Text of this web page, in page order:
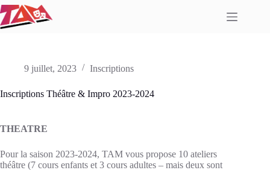
Passer
au
contenu
9 juillet, 2023 Inscriptions
Inscriptions Théâtre & Impro 2023-2024
THEATRE
Pour la saison 2023-2024, TAM vous propose 10 ateliers
théâtre (7 cours enfants et 3 cours adultes – mais deux sont